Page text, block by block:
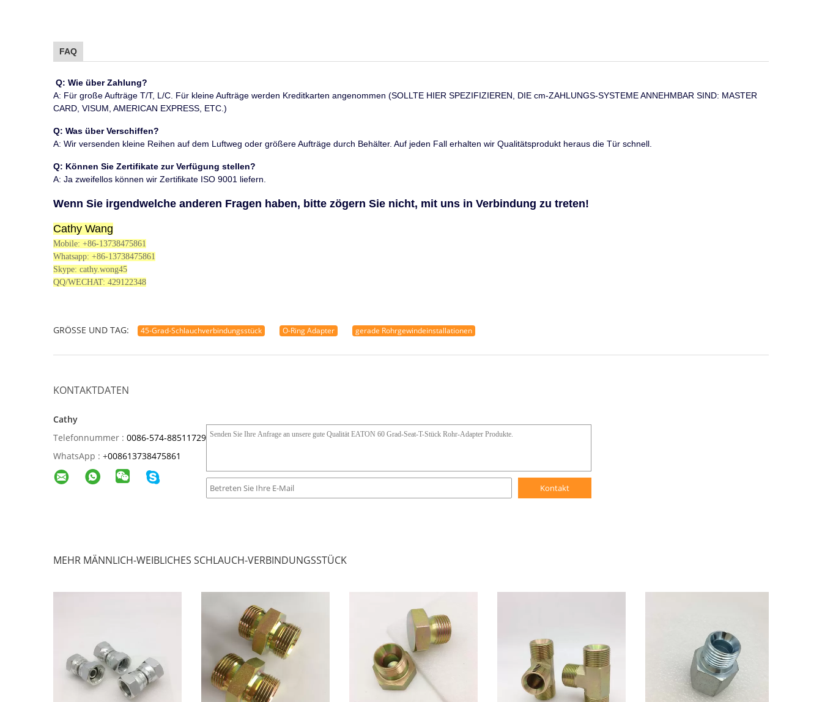
FAQ
Q: Wie über Zahlung?
A: Für große Aufträge T/T, L/C. Für kleine Aufträge werden Kreditkarten angenommen (SOLLTE HIER SPEZIFIZIEREN, DIE cm-ZAHLUNGS-SYSTEME ANNEHMBAR SIND: MASTER
CARD, VISUM, AMERICAN EXPRESS, ETC.)
Q: Was über Verschiffen?
A: Wir versenden kleine Reihen auf dem Luftweg oder größere Aufträge durch Behälter. Auf jeden Fall erhalten wir Qualitätsprodukt heraus die Tür schnell.
Q: Können Sie Zertifikate zur Verfügung stellen?
A: Ja zweifellos können wir Zertifikate ISO 9001 liefern.
Wenn Sie irgendwelche anderen Fragen haben, bitte zögern Sie nicht, mit uns in Verbindung zu treten!
Cathy Wang
Mobile: +86-13738475861
Whatsapp: +86-13738475861
Skype: cathy.wong45
QQ/WECHAT: 429122348
GRÖSSE UND TAG: 45-Grad-Schlauchverbindungsstück O-Ring Adapter gerade Rohrgewindeinstallationen
KONTAKTDATEN
Cathy
Telefonnummer : 0086-574-88511729
WhatsApp : +008613738475861
Kontakt
MEHR MÄNNLICH-WEIBLICHES SCHLAUCH-VERBINDUNGSSTÜCK